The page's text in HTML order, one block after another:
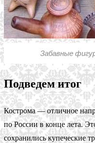
Забавные
Подведем итог
Кострома — отличное
по России в конце лета.
сохранились купеческие